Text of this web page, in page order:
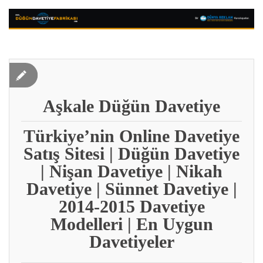
Aşkale Düğün Davetiye
Türkiye’nin Online Davetiye
Satış Sitesi | Düğün Davetiye
| Nişan Davetiye | Nikah
Davetiye | Sünnet Davetiye |
2014-2015 Davetiye
Modelleri | En Uygun
Davetiyeler